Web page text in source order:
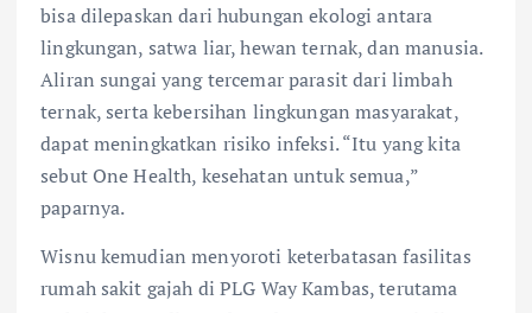
bisa dilepaskan dari hubungan ekologi antara
lingkungan, satwa liar, hewan ternak, dan manusia.
Aliran sungai yang tercemar parasit dari limbah
ternak, serta kebersihan lingkungan masyarakat,
dapat meningkatkan risiko infeksi. “Itu yang kita
sebut One Health, kesehatan untuk semua,”
paparnya.
Wisnu kemudian menyoroti keterbatasan fasilitas
rumah sakit gajah di PLG Way Kambas, terutama